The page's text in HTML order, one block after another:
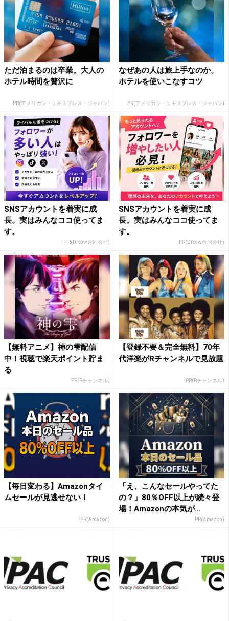
ただ泊まるのは卒業。大人の
ホテル時間を贅沢に
PR(アメリカン・エキスプレス・ジャパン)
なぜあの人は旅上手なのか。
ホテルを使いこなすコツ
PR(アメリカン・エキスプレス・ジャパン)
SNSアカウントを着実に成
長。実はみんなココ使ってま
す。
PR(Dreaw合同会社)
SNSアカウントを着実に成
長。実はみんなココ使ってま
す。
PR(Dreaw合同会社)
【無料アニメ】神の雫配信
中！視聴で楽天ポイント貯ま
る
PR(Rチャンネル)
【登録不要＆完全無料】70年
代洋楽がRチャンネルで見放題
PR(Rチャンネル)
【毎日変わる】Amazonタイ
ムセールが見逃せない！
PR(Amazon)
「え、こんなセールやってた
の？」80％OFF以上が続々登
場！Amazonの本気が...
PR(Amazon)